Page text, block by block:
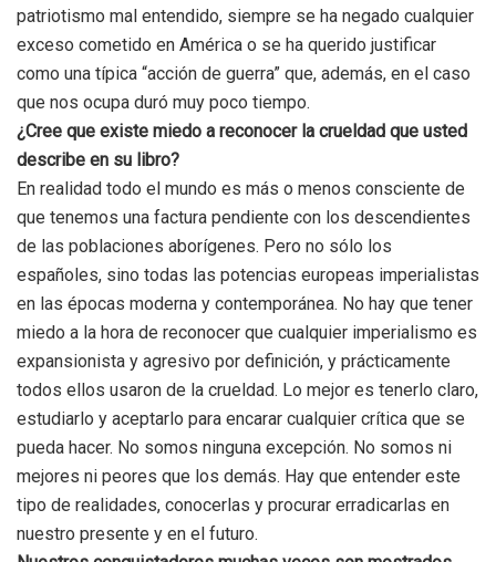
patriotismo mal entendido, siempre se ha negado cualquier
exceso cometido en América o se ha querido justificar
como una típica “acción de guerra” que, además, en el caso
que nos ocupa duró muy poco tiempo.
¿Cree que existe miedo a reconocer la crueldad que usted
describe en su libro?
En realidad todo el mundo es más o menos consciente de
que tenemos una factura pendiente con los descendientes
de las poblaciones aborígenes. Pero no sólo los
españoles, sino todas las potencias europeas imperialistas
en las épocas moderna y contemporánea. No hay que tener
miedo a la hora de reconocer que cualquier imperialismo es
expansionista y agresivo por definición, y prácticamente
todos ellos usaron de la crueldad. Lo mejor es tenerlo claro,
estudiarlo y aceptarlo para encarar cualquier crítica que se
pueda hacer. No somos ninguna excepción. No somos ni
mejores ni peores que los demás. Hay que entender este
tipo de realidades, conocerlas y procurar erradicarlas en
nuestro presente y en el futuro.